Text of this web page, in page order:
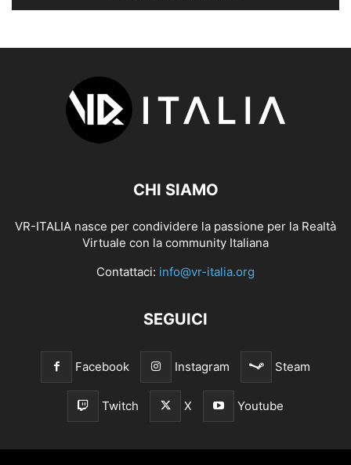
CHI SIAMO
VR-ITALIA nasce per condividere la passione per la Realtà
Virtuale con la community Italiana
Contattaci: info@vr-italia.org
SEGUICI
Facebook Instagram Steam
Twitch X Youtube